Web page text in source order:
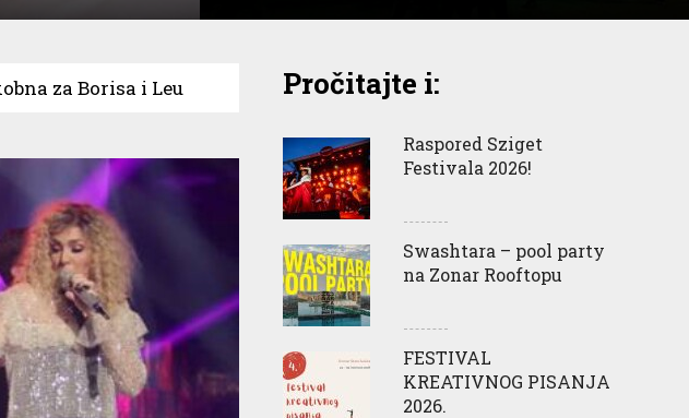
za Borisa i Leu Pročitajte i:
Raspored Sziget
Festivala 2026!
Swashtara – pool party
na Zonar Rooftopu
FESTIVAL
KREATIVNOG PISANJA
2026.